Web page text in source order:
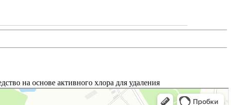
на основе активного хлора для удаления
подвалов, фасадов, цоколей, бетонных
пятна. Уничтожает бактерии.